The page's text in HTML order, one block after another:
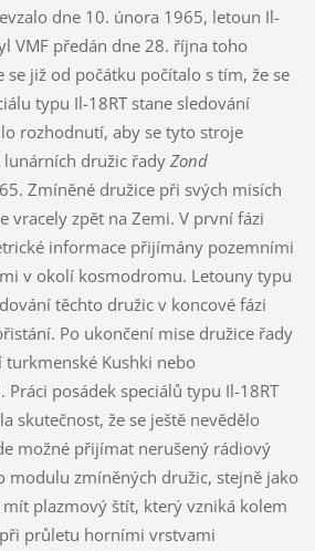
dne 10. února 1965, letoun Il-
VMF předán dne 28. října toho
se již od počátku počítalo s tím, že se
typu Il-18RT stane sledování
rozhodnutí, aby se tyto stroje
družic řady Zond
Zmíněné družice při svých misích
vracely zpět na Zemi. V první fázi
informace přijímány pozemními
v okolí kosmodromu. Letouny typu
těchto družic v koncové fázi
Po ukončení mise družice řady
Kushki nebo
Práci posádek speciálů typu Il-18RT
skutečnost, že se ještě nevědělo
možné přijímat nerušený rádiový
modulu zmíněných družic, stejně jako
plazmový štít, který vzniká kolem
průletu horními vrstvami